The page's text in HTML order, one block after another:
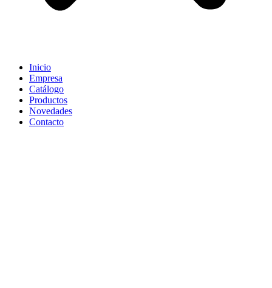
Inicio
Empresa
Catálogo
Productos
Novedades
Contacto